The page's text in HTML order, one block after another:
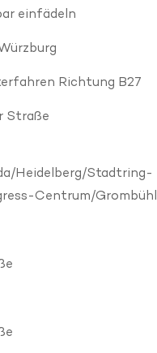
einfädeln
Richtung B27
Straße
Heidelberg/Stadtring-
Centrum/Grombühl